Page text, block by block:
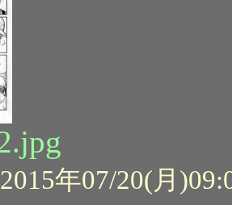
2015年07/20(月